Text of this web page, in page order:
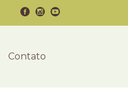
Contato